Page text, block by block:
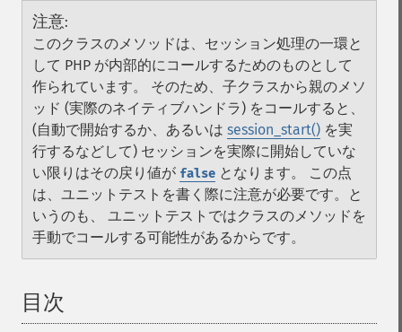
注意:
このクラスのメソッドは、セッション処理の一環と
して PHP が内部的にコールするためのものとして
作られています。 そのため、子クラスから親のメソ
ッド (実際のネイティブハンドラ) をコールすると、
(自動で開始するか、あるいは session_start() を実
行するなどして) セッションを実際に開始していな
い限りはその戻り値が false となります。 この点
は、ユニットテストを書く際に注意が必要です。と
いうのも、 ユニットテストではクラスのメソッドを
手動でコールする可能性があるからです。
目次